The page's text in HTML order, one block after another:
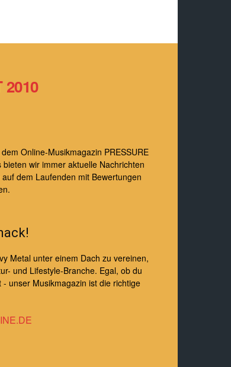
2010
Online-Musikmagazin PRESSURE
wir immer aktuelle Nachrichten
dem Laufenden mit Bewertungen
Metal unter einem Dach zu vereinen,
und Lifestyle-Branche. Egal, ob du
unser Musikmagazin ist die richtige